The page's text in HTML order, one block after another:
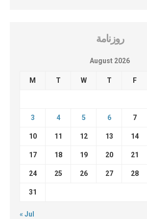
روزنامة
August 2026
M T W T F
3 4 5 6 7
10 11 12 13 14
17 18 19 20 21
24 25 26 27 28
31
« Jul